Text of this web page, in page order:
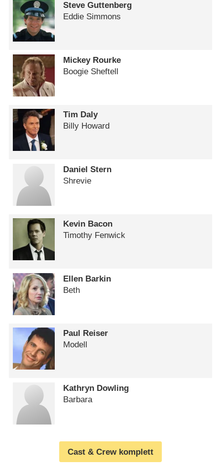
Steve Guttenberg
Eddie Simmons
Mickey Rourke
Boogie Sheftell
Tim Daly
Billy Howard
Daniel Stern
Shrevie
Kevin Bacon
Timothy Fenwick
Ellen Barkin
Beth
Paul Reiser
Modell
Kathryn Dowling
Barbara
Cast & Crew komplett